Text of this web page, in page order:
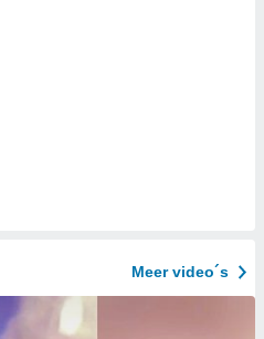
Meer video´s